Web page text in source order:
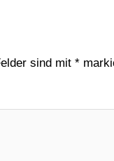
sind mit*